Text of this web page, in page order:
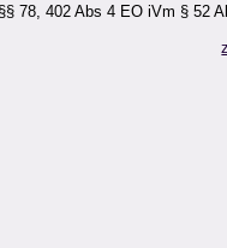
78, 402 Abs 4 EO iVm § 52